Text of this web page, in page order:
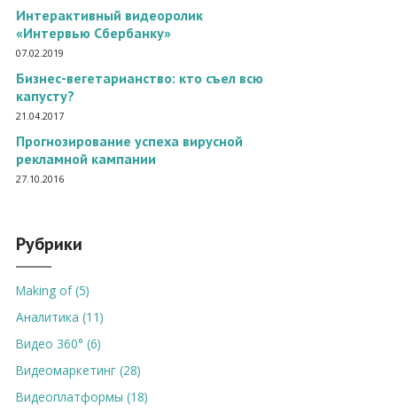
Интерактивный видеоролик
«Интервью Сбербанку»
07.02.2019
Бизнес-вегетарианство: кто съел всю
капусту?
21.04.2017
Прогнозирование успеха вирусной
рекламной кампании
27.10.2016
Рубрики
Making of (5)
Аналитика (11)
Видео 360° (6)
Видеомаркетинг (28)
Видеоплатформы (18)